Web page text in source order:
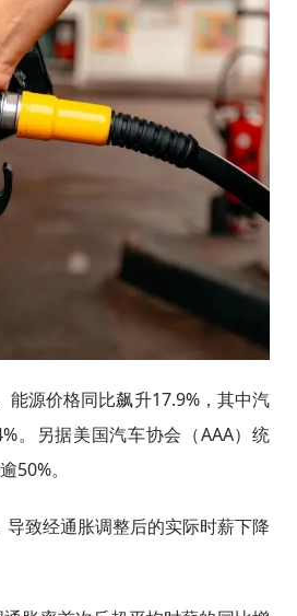
能源价格‌同比飙升17.9%‌，其中‌汽
。另据美国汽车协会（AAA）统
50%。
致经通胀调整后的实际时薪下降